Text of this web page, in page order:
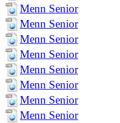
Menn Senior
Menn Senior
Menn Senior
Menn Senior
Menn Senior
Menn Senior
Menn Senior
Menn Senior